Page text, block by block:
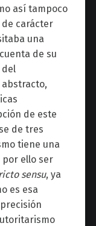
así tampoco
carácter
una
de su
del
de este
de tres
tiene una
ello ser
sensu, ya
es esa